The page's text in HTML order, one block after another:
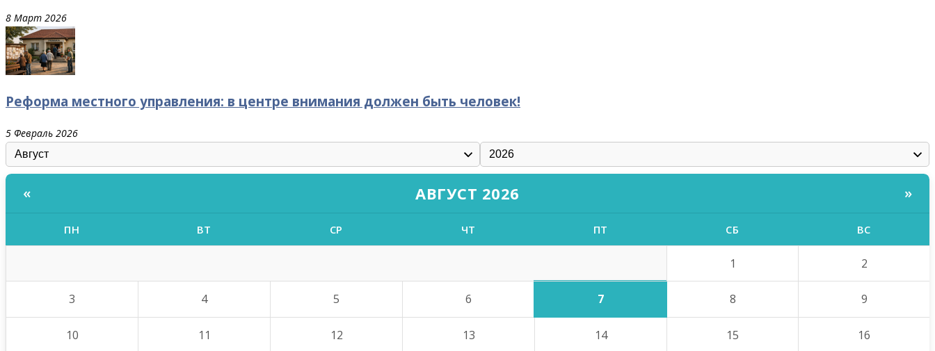
8 Март 2026
Реформа местного управления: в центре внимания должен быть человек!
5 Февраль 2026
« АВГУСТ 2026 »
ПН ВТ СР ЧТ ПТ СБ ВС
1 2
3 4 5 6 7 8 9
10 11 12 13 14 15 16